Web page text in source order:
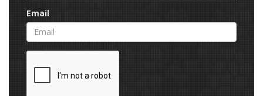
Email